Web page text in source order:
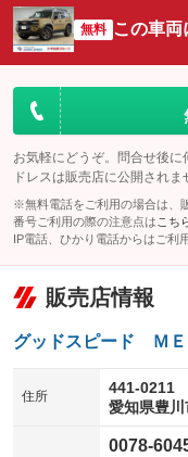
サイドカメラ
：装備あり
：装備なし
無料 この車
お気軽にどうぞ。問合せ後
ドレスは販売店に公開されま
※無料電話をご利用の場合は、
番号ご利用の際の注意点は こち
IP電話、ひかり電話からはご利
販売店情報
グッドスピード Ｍ
住所
441-0211
愛知県豊
0078-